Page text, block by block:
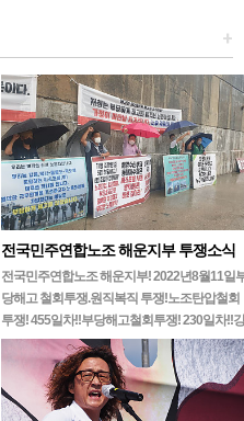
+
전국민주연합노조 해운지부 투쟁소식
전국민주연합노조 해운지부! 2022년8월11일
당해고 철회투쟁.원직복직 투쟁!노조탄압철회
투쟁! 455일차!!부당해고철회투쟁! 230일차!!강
릉ㆍ…